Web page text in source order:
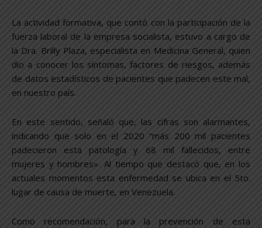
La actividad formativa, que contó con la participación de la
fuerza laboral de la empresa socialista, estuvo a cargo de
la Dra. Brilly Plaza, especialista en Medicina General, quien
dio a conocer los síntomas, factores de riesgos, además
de datos estadísticos de pacientes que padecen este mal,
en nuestro país.
En este sentido, señaló que, las cifras son alarmantes,
indicando que solo en el 2020 “más 200 mil pacientes
padecieron esta patología y 68 mil fallecidos, entre
mujeres y hombres». Al tiempo que destacó que, en los
actuales momentos esta enfermedad se ubica en el 5to.
lugar de causa de muerte, en Venezuela.
Como recomendación, para la prevención de esta